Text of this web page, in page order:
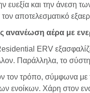
ευεξία και την άνεση
τον αποτελεσματικό
ανανέωση αέρα με
ERV
Παράλληλα, το
τον τρόπο, σύμφωνα με
ενοίκων. Χάρη στον